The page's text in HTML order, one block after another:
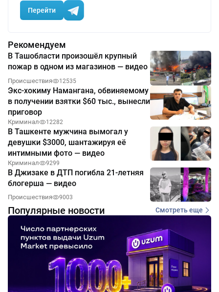
Перейти
Рекомендуем
В Ташобласти произошёл крупный
пожар в одном из магазинов — видео
Происшествия 12535
Экс-хокиму Намангана, обвиняемому
в получении взятки $60 тыс., вынесли
приговор
Криминал 12282
В Ташкенте мужчина вымогал у
девушки $3000, шантажируя её
интимными фото — видео
Криминал 9299
В Джизаке в ДТП погибла 21-летняя
блогерша — видео
Происшествия 9003
Популярные новости Смотреть еще